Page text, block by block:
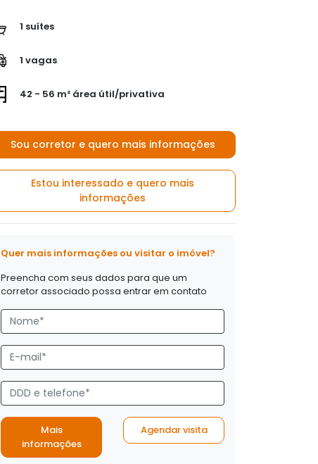
1 suítes
1 vagas
42 - 56 m² área útil/privativa
Sou corretor e quero mais informações
Estou interessado e quero mais
informações
Quer mais informações ou visitar o imóvel?
Preencha com seus dados para que um
corretor associado possa entrar em contato
Mais
informações
Agendar visita